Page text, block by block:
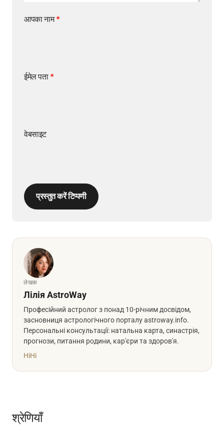
आपका नाम*
ईमेल पता *
वेबसाइट
प्रस्तुत करें टिप्पणी
लेखक
Лілія AstroWay
Професійний астролог з понад 10-річним досвідом,
засновниця астрологічного порталу astroway.info.
Персональні консультації: натальна карта, синастрія,
прогнози, питання родини, кар'єри та здоров'я.
HiHi
श्रेणियाँ